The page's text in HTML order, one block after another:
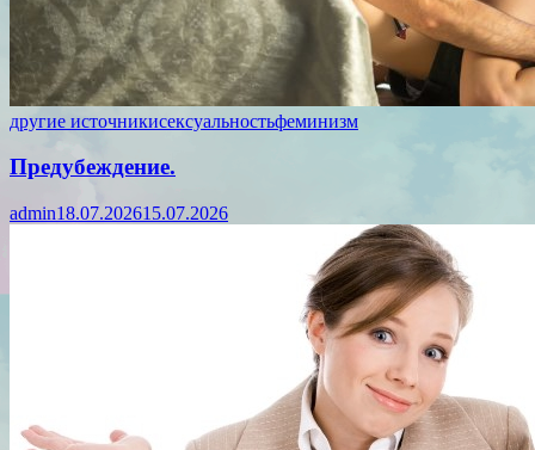
другие источникисексуальностьфеминизм
Предубеждение.
admin18.07.202615.07.2026